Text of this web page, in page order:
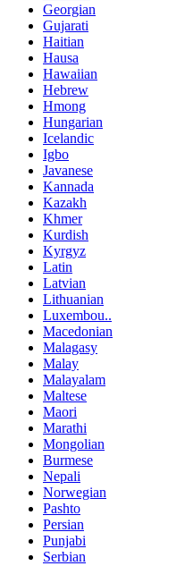
Georgian
Gujarati
Haitian
Hausa
Hawaiian
Hebrew
Hmong
Hungarian
Icelandic
Igbo
Javanese
Kannada
Kazakh
Khmer
Kurdish
Kyrgyz
Latin
Latvian
Lithuanian
Luxembou..
Macedonian
Malagasy
Malay
Malayalam
Maltese
Maori
Marathi
Mongolian
Burmese
Nepali
Norwegian
Pashto
Persian
Punjabi
Serbian